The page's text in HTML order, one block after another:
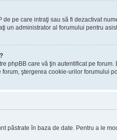
pe care intraţi sau să fi dezactivat
un administrator al forumului pentru
phpBB care vă ţin autentificat pe
ştergerea cookie-urilor forumului
păstrate în baza de date. Pentru a le